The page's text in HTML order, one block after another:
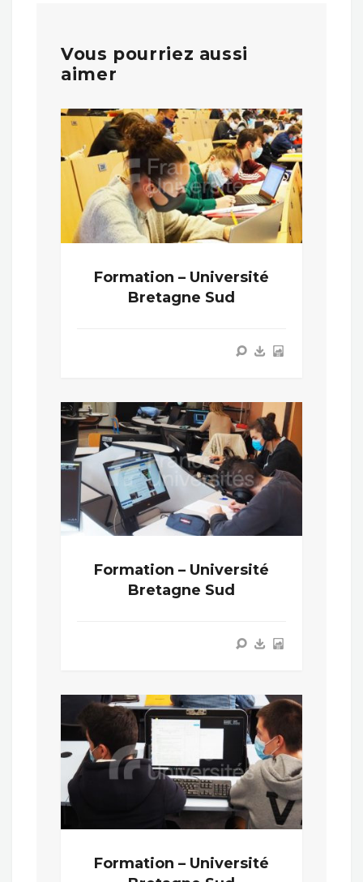
Vous pourriez aussi
aimer
Formation – Université
Bretagne Sud
Formation – Université
Bretagne Sud
Formation – Université